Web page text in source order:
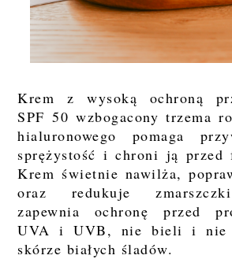
Krem z wysoką ochroną
SPF 50 wzbogacony trzema
hialuronowego pomaga
sprężystość i chroni ją przed
Krem świetnie nawilża,
oraz redukuje
zapewnia ochronę przed
UVA i UVB, nie bieli i nie
skórze białych śladów.